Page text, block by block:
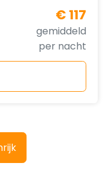
€ 117
gemiddeld
per nacht